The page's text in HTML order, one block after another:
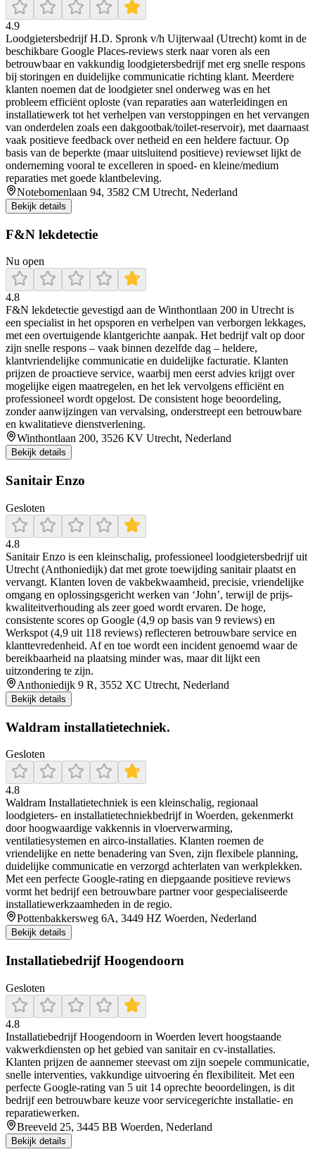
4.9
Loodgietersbedrijf H.D. Spronk v/h Uijterwaal (Utrecht) komt in de
beschikbare Google Places-reviews sterk naar voren als een
betrouwbaar en vakkundig loodgietersbedrijf met erg snelle respons
bij storingen en duidelijke communicatie richting klant. Meerdere
klanten noemen dat de loodgieter snel onderweg was en het
probleem efficiënt oploste (van reparaties aan waterleidingen en
installatiewerk tot het verhelpen van verstoppingen en het vervangen
van onderdelen zoals een dakgootbak/toilet-reservoir), met daarnaast
vaak positieve feedback over netheid en een heldere factuur. Op
basis van de beperkte (maar uitsluitend positieve) reviewset lijkt de
onderneming vooral te excelleren in spoed- en kleine/medium
reparaties met goede klantbeleving.
Notebomenlaan 94, 3582 CM Utrecht, Nederland
Bekijk details
F&N lekdetectie
Nu open
4.8
F&N lekdetectie gevestigd aan de Winthontlaan 200 in Utrecht is
een specialist in het opsporen en verhelpen van verborgen lekkages,
met een overtuigende klantgerichte aanpak. Het bedrijf valt op door
zijn snelle respons – vaak binnen dezelfde dag – heldere,
klantvriendelijke communicatie en duidelijke facturatie. Klanten
prijzen de proactieve service, waarbij men eerst advies krijgt over
mogelijke eigen maatregelen, en het lek vervolgens efficiënt en
professioneel wordt opgelost. De consistent hoge beoordeling,
zonder aanwijzingen van vervalsing, onderstreept een betrouwbare
en kwalitatieve dienstverlening.
Winthontlaan 200, 3526 KV Utrecht, Nederland
Bekijk details
Sanitair Enzo
Gesloten
4.8
Sanitair Enzo is een kleinschalig, professioneel loodgietersbedrijf uit
Utrecht (Anthoniedijk) dat met grote toewijding sanitair plaatst en
vervangt. Klanten loven de vakbekwaamheid, precisie, vriendelijke
omgang en oplossingsgericht werken van ‘John’, terwijl de prijs-
kwaliteitverhouding als zeer goed wordt ervaren. De hoge,
consistente scores op Google (4,9 op basis van 9 reviews) en
Werkspot (4,9 uit 118 reviews) reflecteren betrouwbare service en
klanttevredenheid. Af en toe wordt een incident genoemd waar de
bereikbaarheid na plaatsing minder was, maar dit lijkt een
uitzondering te zijn.
Anthoniedijk 9 R, 3552 XC Utrecht, Nederland
Bekijk details
Waldram installatietechniek.
Gesloten
4.8
Waldram Installatietechniek is een kleinschalig, regionaal
loodgieters- en installatietechniekbedrijf in Woerden, gekenmerkt
door hoogwaardige vakkennis in vloerverwarming,
ventilatiesystemen en airco-installaties. Klanten roemen de
vriendelijke en nette benadering van Sven, zijn flexibele planning,
duidelijke communicatie en verzorgd achterlaten van werkplekken.
Met een perfecte Google-rating en diepgaande positieve reviews
vormt het bedrijf een betrouwbare partner voor gespecialiseerde
installatiewerkzaamheden in de regio.
Pottenbakkersweg 6A, 3449 HZ Woerden, Nederland
Bekijk details
Installatiebedrijf Hoogendoorn
Gesloten
4.8
Installatiebedrijf Hoogendoorn in Woerden levert hoogstaande
vakwerkdiensten op het gebied van sanitair en cv-installaties.
Klanten prijzen de aannemer steevast om zijn soepele communicatie,
snelle interventies, vakkundige uitvoering én flexibiliteit. Met een
perfecte Google-rating van 5 uit 14 oprechte beoordelingen, is dit
bedrijf een betrouwbare keuze voor servicegerichte installatie- en
reparatiewerken.
Breeveld 25, 3445 BB Woerden, Nederland
Bekijk details